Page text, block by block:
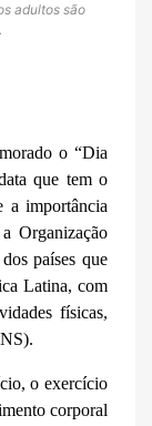
adultos são
o “Dia
que tem o
a importância
Organização
países que
Latina, com
físicas,
).
o exercício
corporal